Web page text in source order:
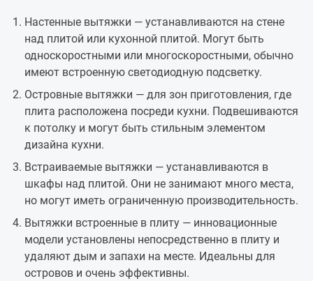
Настенные вытяжки — устанавливаются на стене
над плитой или кухонной плитой. Могут быть
односкоростными или многоскоростными, обычно
имеют встроенную светодиодную подсветку.
Островные вытяжки — для зон приготовления, где
плита расположена посреди кухни. Подвешиваются
к потолку и могут быть стильным элементом
дизайна кухни.
Встраиваемые вытяжки — устанавливаются в
шкафы над плитой. Они не занимают много места,
но могут иметь ограниченную производительность.
Вытяжки встроенные в плиту — инновационные
модели установлены непосредственно в плиту и
удаляют дым и запахи на месте. Идеальны для
островов и очень эффективны.